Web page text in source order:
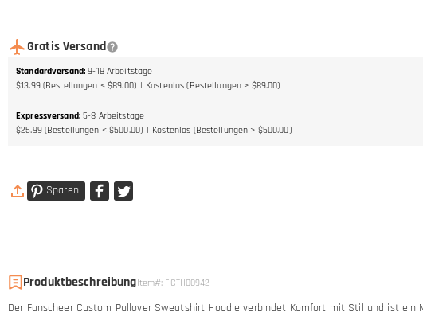
Gratis Versand
Standardversand: 9-18 Arbeitstage
$13.99 (Bestellungen < $89.00)
Kostenlos (Bestellungen > $89.00)
Expressversand: 5-8 Arbeitstage
$25.99 (Bestellungen < $500.00)
Kostenlos (Bestellungen > $500.00)
Sparen
ProduktbeschreibungItem#: FCTH00942
Der Fanscheer Custom Pullover Sweatshirt Hoodie verbindet Komfort mit Stil und ist